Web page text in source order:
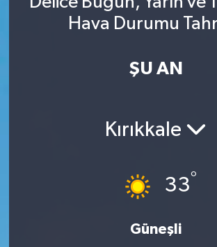
Hava Durumu
ŞU AN
Kırıkkale
33°
Güneşli
Sağlık
Süper Lig Puan Durumu ve Fikstür
Son Dakika Haberleri